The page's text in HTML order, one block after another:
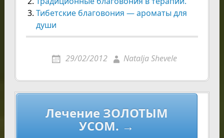
Тибетские благовония — ароматы для
души
29/02/2012 Natalja Shevele
Навигация
Лечение ЗОЛОТЫМ
УСОМ. →